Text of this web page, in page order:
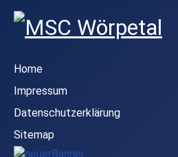
Home
Impressum
Datenschutzerklärung
Sitemap